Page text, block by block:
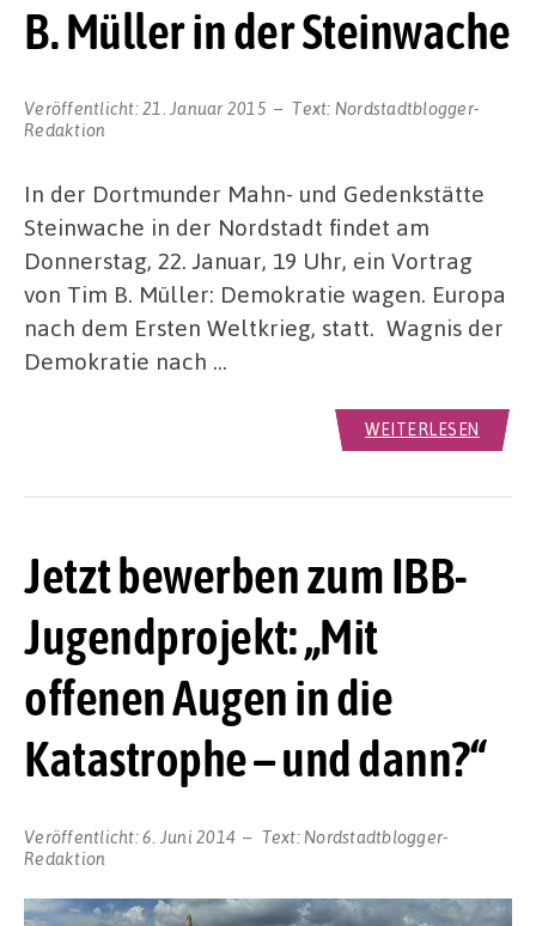
B. Müller in der Steinwache
Veröffentlicht:21. Januar 2015 Text: Nordstadtblogger-
Redaktion
In der Dortmunder Mahn- und Gedenkstätte
Steinwache in der Nordstadt findet am
Donnerstag, 22. Januar, 19 Uhr, ein Vortrag
von Tim B. Müller: Demokratie wagen. Europa
nach dem Ersten Weltkrieg, statt. Wagnis der
Demokratie nach …
WEITERLESEN
Jetzt bewerben zum IBB-
Jugendprojekt: „Mit
offenen Augen in die
Katastrophe – und dann?“
Veröffentlicht:6. Juni 2014 Text: Nordstadtblogger-
Redaktion